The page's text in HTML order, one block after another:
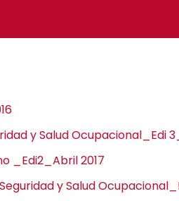
y Salud Ocupacional_Edi
_Edi2_Abril 2017
y Salud